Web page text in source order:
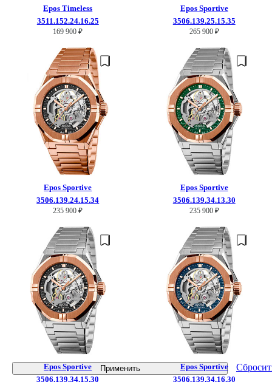
Применить
Epos Timeless
3511.152.24.16.25
169 900 ₽
EposSportive
3506.139.25.15.35
265 900 ₽
Epos Sportive
3506.139.24.15.34
235 900 ₽
EposSportive
3506.139.34.13.30
235 900 ₽
Epos Sportive
3506.139.34.15.30
EposSportive
3506.139.34.16.30